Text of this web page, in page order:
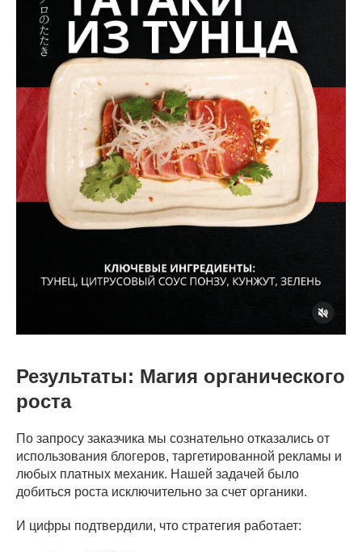
Результаты: Магия органического
роста
По запросу заказчика мы сознательно отказались от
использования блогеров, таргетированной рекламы и
любых платных механик. Нашей задачей было
добиться роста исключительно за счет органики.
И цифры подтвердили, что стратегия работает: